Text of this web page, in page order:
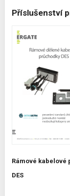
Příslušenství
Rámové kabelové
DES